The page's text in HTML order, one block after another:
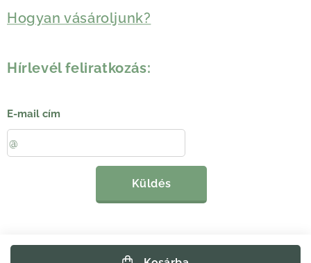
Hogyan vásároljunk?
Hírlevél feliratkozás:
E-mail cím
Küldés